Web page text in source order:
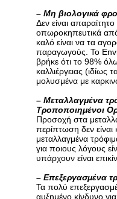
– Μη βιολογικά
Δεν είναι
οπωροκηπευτικά από
καλό είναι να τα
παραγωγούς. Το
βρήκε ότι το 98%
καλλιέργειας (ιδίως
μολυσμένα με
– Μεταλλαγμένα
Τροποποιημένοι
Προσοχή στα
περίπτωση δεν
μεταλλαγμένα
για ποιους λόγους
υπάρχουν είναι
– Επεξεργασμένα
Τα πολύ
αυξημένο κίνδυνο